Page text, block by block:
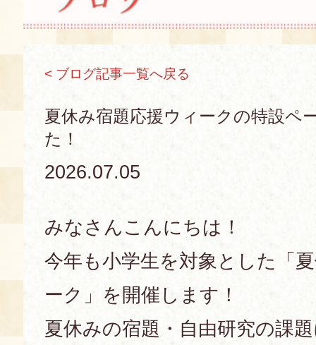
EN 中文
当館について
あじわい館とは
京の食文化について
アクセス
FAQ
募集中の教室
キャンセル・ご変更
展示室
< ブログ記事一覧へ戻る
夏休み宿題応援ウィークの特設ペ
た！
2026.07.05
みなさんこんにちは！
今年も小学生を対象とした「
ーク」を開催します！
夏休みの宿題・自由研究の課